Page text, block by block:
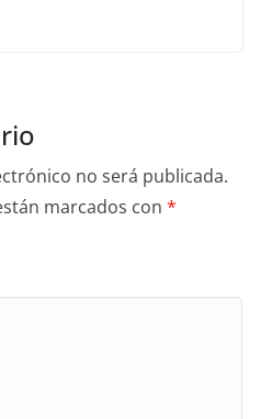
no será publicada.
marcados con *